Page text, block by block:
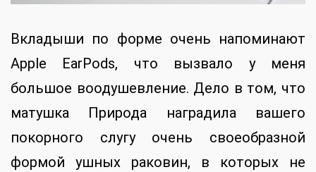
Вкладыши по форме очень напоминают
Apple EarPods, что вызвало у меня
большое воодушевление. Дело в том, что
матушка Природа наградила вашего
покорного слугу очень своеобразной
формой ушных раковин, в которых не